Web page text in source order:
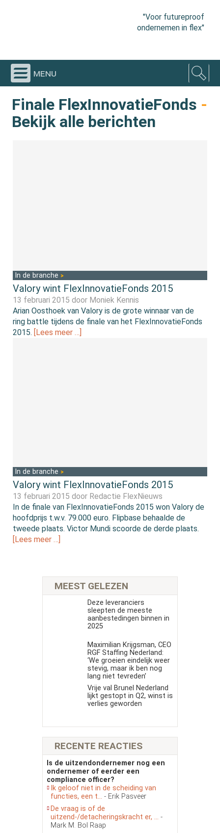
"Voor futureproof
ondernemen in flex"
menu
Finale FlexInnovatieFonds -
Bekijk alle berichten
In de branche
Valory wint FlexInnovatieFonds 2015
13 februari 2015 door Moniek Kennis
Arian Oosthoek van Valory is de grote winnaar van de
ring battle tijdens de finale van het FlexInnovatieFonds
2015. [Lees meer …]
In de branche
Valory wint FlexInnovatieFonds 2015
13 februari 2015 door Redactie FlexNieuws
In de finale van FlexInnovatieFonds 2015 won Valory de
hoofdprijs t.w.v. 79.000 euro. Flipbase behaalde de
tweede plaats. Victor Mundi scoorde de derde plaats.
[Lees meer …]
MEEST GELEZEN
Deze leveranciers
sleepten de meeste
aanbestedingen binnen in
2025
Maximilian Krijgsman, CEO
RGF Staffing Nederland:
‘We groeien eindelijk weer
stevig, maar ik ben nog
lang niet tevreden’
Vrije val Brunel Nederland
lijkt gestopt in Q2, winst is
verlies geworden
RECENTE REACTIES
Is de uitzendondernemer nog een
ondernemer of eerder een
compliance officer?
Ik geloof niet in de scheiding van
functies, een t... - Erik Pasveer
De vraag is of de
uitzend-/detacheringskracht er, ... -
Mark M. Bol Raap